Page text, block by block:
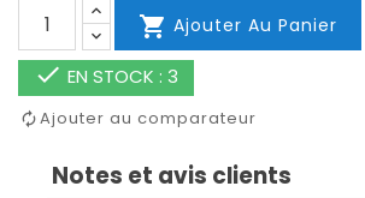
 Ajouter Au Panier
 EN STOCK : 3
Ajouter au comparateur
Notes et avis clients